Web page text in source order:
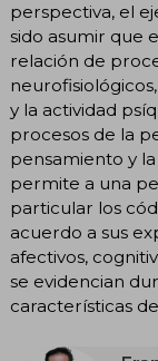
perspectiva, el
sido asumir que
relación de
y la actividad
procesos de la
pensamiento y
permite a una
particular los
acuerdo a sus
afectivos,
se evidencian
características